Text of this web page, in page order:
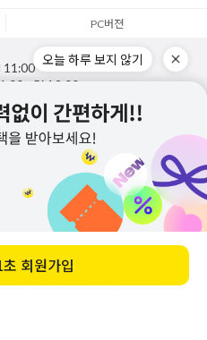
장바구니 앱다운 마이
PC버젼
11:00 - PM 5:00
- PM 2:00
OFF
의하기 게시판을 이용해주세요.
변드리겠습니다.
게시판 문의하기
오늘 하루 보지 않기
초 회원가입